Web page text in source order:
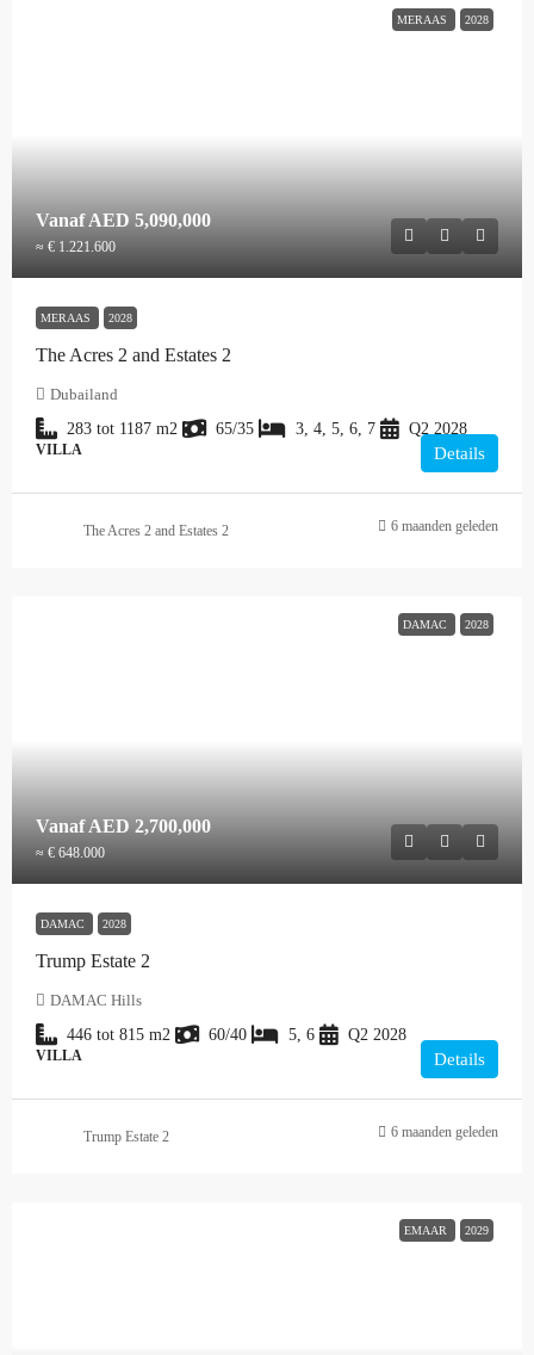
MERAAS 2028
VanafAED 5,090,000
≈ € 1.221.600
MERAAS 2028
The Acres 2 and Estates 2
Dubailand
283 tot 1187 m2 65/35 3, 4, 5, 6, 7 Q2 2028
VILLA Details
The Acres 2 and Estates 2 6 maanden geleden
DAMAC 2028
VanafAED 2,700,000
≈ € 648.000
DAMAC 2028
Trump Estate 2
DAMAC Hills
446 tot 815 m2 60/40 5, 6 Q2 2028
VILLA Details
Trump Estate 2 6 maanden geleden
EMAAR 2029